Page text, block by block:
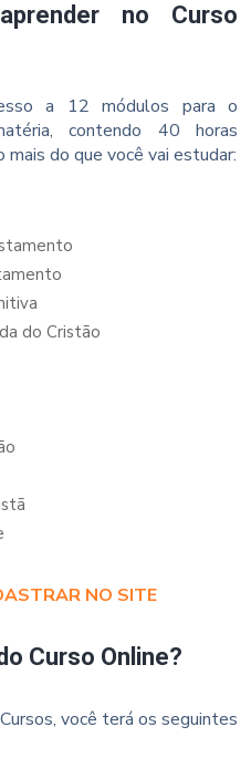
no Curso
a 12 módulos para o
contendo 40 horas
mais do que você vai estudar:
do Cristão
NO SITE
Curso Online?
você terá os seguintes